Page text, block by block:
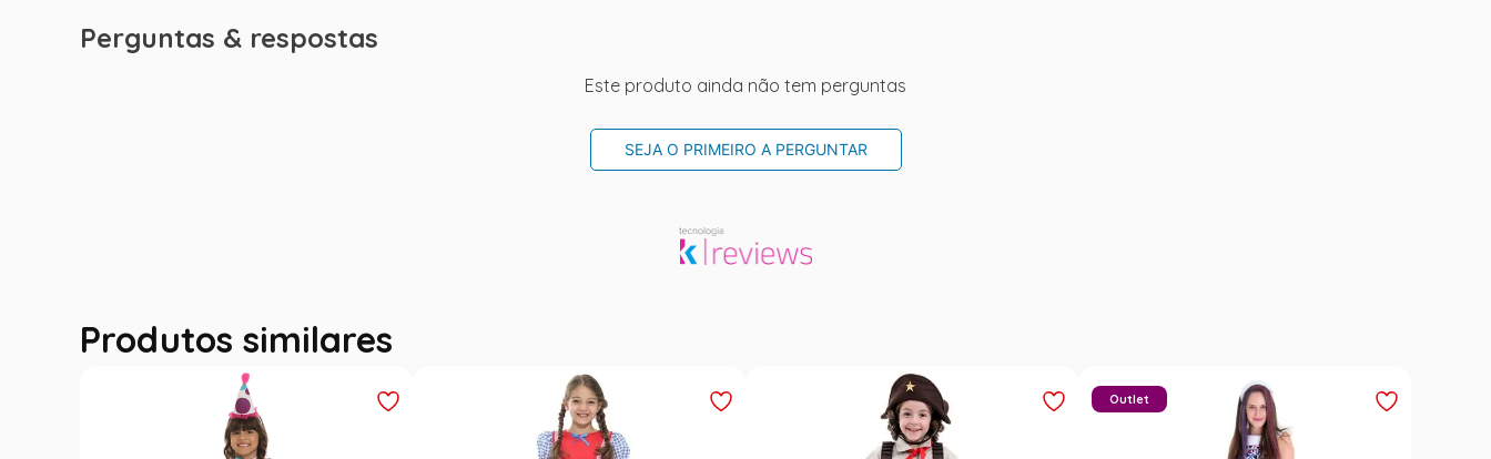
Perguntas & respostas
Este produto ainda não tem perguntas
SEJA O PRIMEIRO A PERGUNTAR
Produtos similares
Outlet